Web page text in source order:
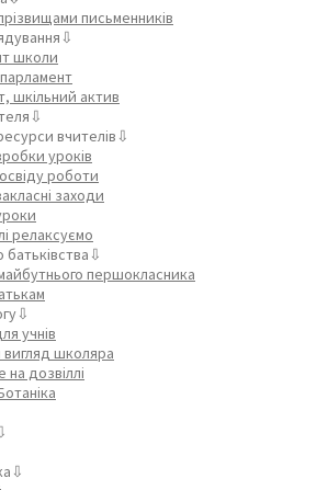
письменників
школи
шкільний актив
вчителів⇩
уроків
роботи
заходи
релаксуємо
батьківства⇩
першокласника
учнів
вигляд школяра
на дозвіллі